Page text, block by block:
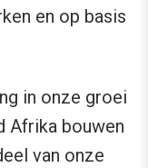
en op basis
in onze groei
Afrika bouwen
van onze